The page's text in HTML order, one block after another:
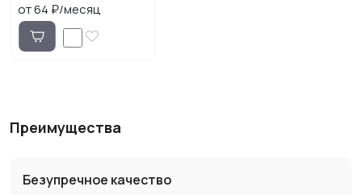
от 64 ₽/месяц
Преимущества
Безупречное качество